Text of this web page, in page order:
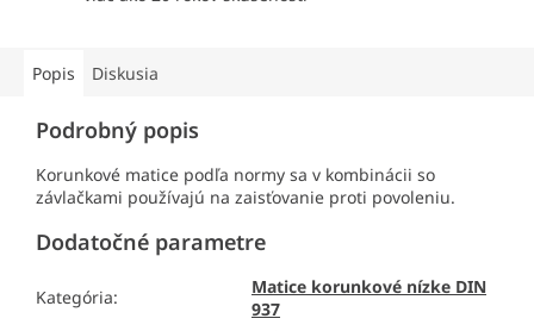
Popis Diskusia
Podrobný popis
Korunkové matice podľa normy sa v kombinácii so
závlačkami používajú na zaisťovanie proti povoleniu.
Dodatočné parametre
Kategória:
Matice korunkové nízke DIN
937